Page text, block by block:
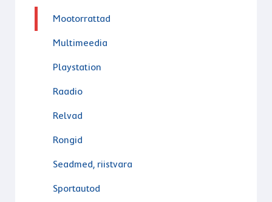
Mootorrattad
Multimeedia
Playstation
Raadio
Relvad
Rongid
Seadmed, riistvara
Sportautod